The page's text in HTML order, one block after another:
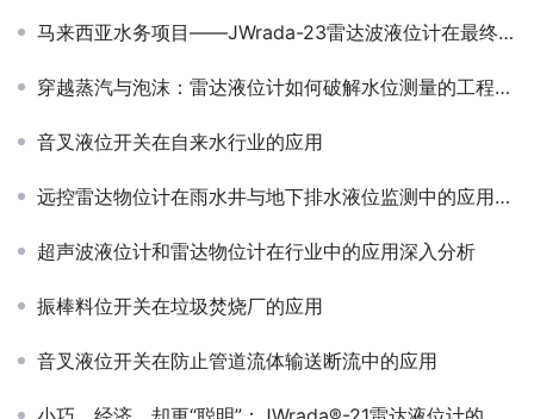
马来西亚水务项目——JWrada-23雷达波液位计在最终排放水位测量的应用
穿越蒸汽与泡沫：雷达液位计如何破解水位测量的工程难题
音叉液位开关在自来水行业的应用
远控雷达物位计在雨水井与地下排水液位监测中的应用案例
超声波液位计和雷达物位计在行业中的应用深入分析
振棒料位开关在垃圾焚烧厂的应用
音叉液位开关在防止管道流体输送断流中的应用